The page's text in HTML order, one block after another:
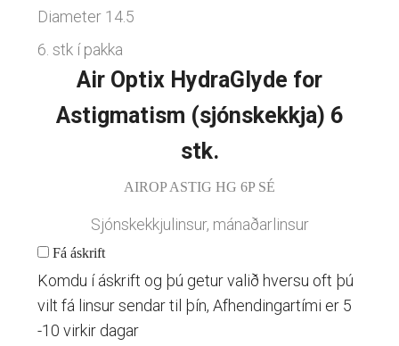
Dagslinsur
Hálfsmánaðarlinsur
Mánaðarlinsur
Augnmeðferðir
Augndropar/gervitár
Augnhvílur
Gleraugnaklútar og sprey
Diameter 14.5
6. stk í pakka
Air Optix HydraGlyde for
Astigmatism (sjónskekkja) 6
stk.
AIROP ASTIG HG 6P SÉ
Sjónskekkjulinsur, mánaðarlinsur
Fá áskrift
Komdu í áskrift og þú getur valið hversu oft þú
vilt fá linsur sendar til þín, Afhendingartími er 5
-10 virkir dagar